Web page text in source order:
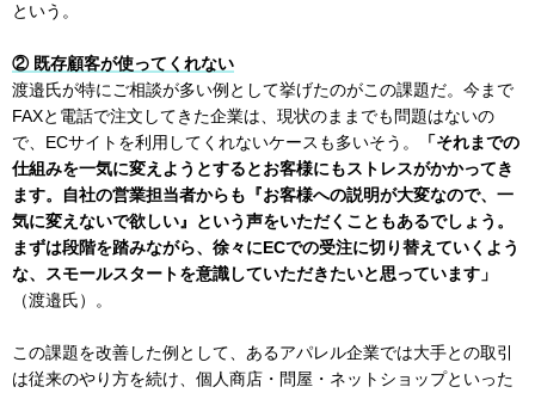
という。
② 既存顧客が使ってくれない
渡邉氏が特にご相談が多い例として挙げたのがこの課題だ。今まで
FAXと電話で注文してきた企業は、現状のままでも問題はないの
で、ECサイトを利用してくれないケースも多いそう。
「それまでの
仕組みを一気に変えようとするとお客様にもストレスがかかってき
ます。自社の営業担当者からも『お客様への説明が大変なので、一
気に変えないで欲しい』という声をいただくこともあるでしょう。
まずは段階を踏みながら、徐々にECでの受注に切り替えていくよう
な、スモールスタートを意識していただきたいと思っています」
（渡邉氏）。
この課題を改善した例として、あるアパレル企業では大手との取引
は従来のやり方を続け、個人商店・問屋・ネットショップといった